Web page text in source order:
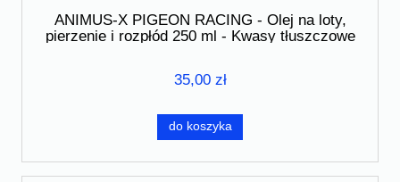
ANIMUS-X PIGEON RACING - Olej na loty,
pierzenie i rozpłód 250 ml - Kwasy tłuszczowe
35,00 zł
do koszyka